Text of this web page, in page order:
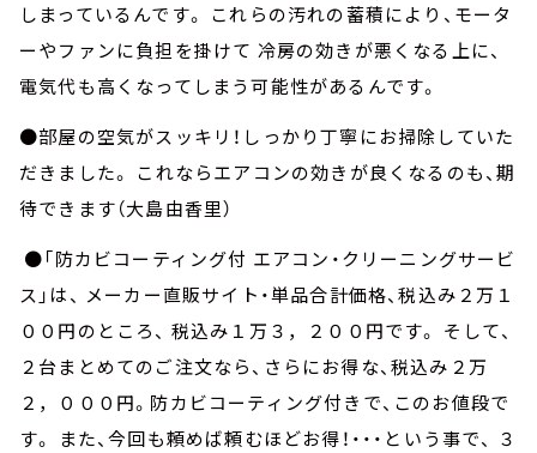
しまっているんです。 これらの汚れの蓄積により、モータ
ーやファンに負担を掛けて 冷房の効きが悪くなる上に、
電気代も高くなってしまう可能性があるんです。
●部屋の空気がスッキリ！しっかり丁寧にお掃除していた
だきました。 これならエアコンの効きが良くなるのも、期
待できます（大島由香里）
●「防カビコーティング付 エアコン・クリーニングサービ
ス」は、 メーカー直販サイト・単品合計価格、税込み２万１
００円のところ、 税込み１万３，２００円です。 そして、
２台まとめてのご注文なら、さらにお得な、税込み２万
２，０００円。防カビコーティング付きで、このお値段で
す。 また、今回も頼めば頼むほどお得！・・・という事で、 ３